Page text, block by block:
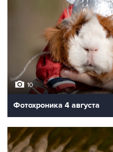
10
Фотохроника 4 августа